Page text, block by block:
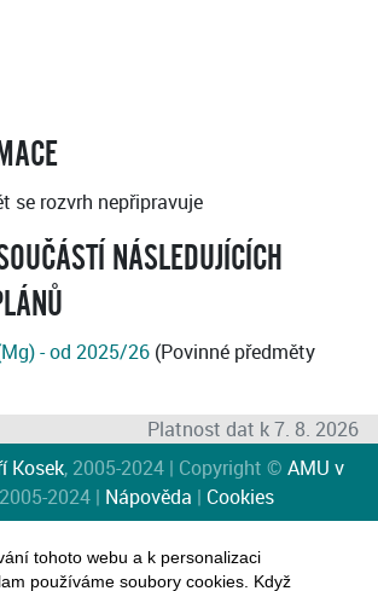
se rozvrh nepřipravuje
NÁSLEDUJÍCÍCH
- od 2025/26 (Povinné předměty
Platnost dat k 7. 8. 2026
Kosek, 2005-2024 | Copyright © AMU v
2024 | Nápověda | Cookies
tohoto webu a k personalizaci
používáme soubory cookies. Když